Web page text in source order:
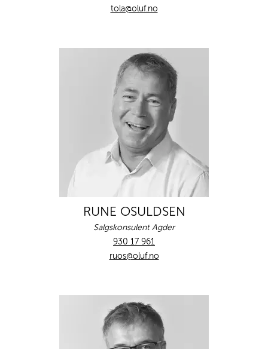
tola@oluf.no
RUNE OSULDSEN
Salgskonsulent Agder
930 17 961
ruos@oluf.no